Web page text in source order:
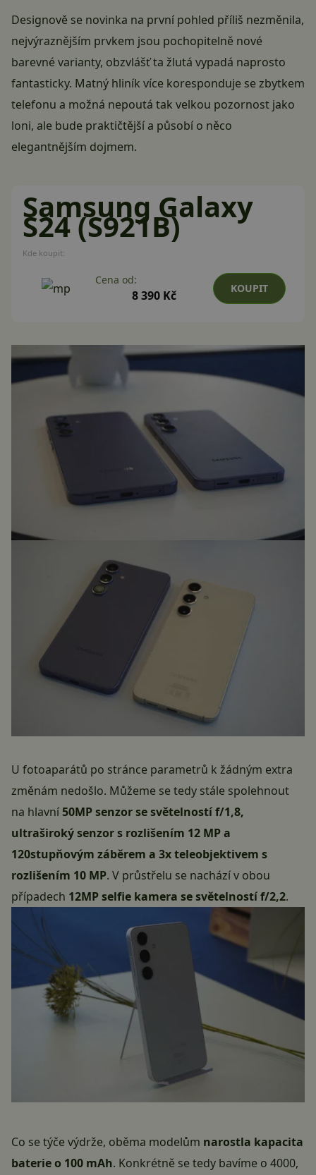
Designově se novinka na první pohled příliš nezměnila,
nejvýraznějším prvkem jsou pochopitelně nové
barevné varianty, obzvlášť ta žlutá vypadá naprosto
fantasticky. Matný hliník více koresponduje se zbytkem
telefonu a možná nepoutá tak velkou pozornost jako
loni, ale bude praktičtější a působí o něco
elegantnějším dojmem.
Samsung Galaxy
S24 (S921B)
Kde koupit:
Cena od:
8 390 Kč KOUPIT
U fotoaparátů po stránce parametrů k žádným extra
změnám nedošlo. Můžeme se tedy stále spolehnout
na hlavní50MP senzor se světelností f/1,8,
ultraširoký senzor s rozlišením 12 MP a
120stupňovým záběrem a 3x teleobjektivem s
rozlišením 10 MP. V průstřelu se nachází v obou
případech 12MP selfie kamera se světelností f/2,2.
Co se týče výdrže, oběma modelům narostla kapacita
baterie o 100 mAh. Konkrétně se tedy bavíme o 4000,